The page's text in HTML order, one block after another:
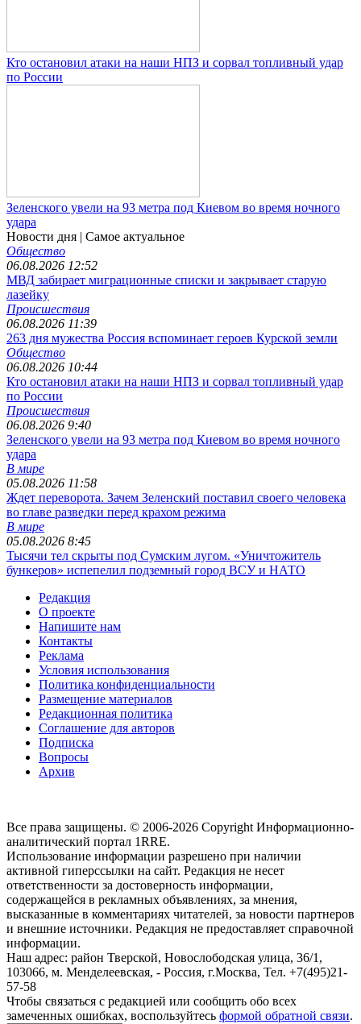
Кто остановил атаки на наши НПЗ и сорвал топливный удар
по России
Зеленского увели на 93 метра под Киевом во время ночного
удара
Новости дня | Самое актуальное
Общество
06.08.2026 12:52
МВД забирает миграционные списки и закрывает старую
лазейку
Происшествия
06.08.2026 11:39
263 дня мужества Россия вспоминает героев Курской земли
Общество
06.08.2026 10:44
Кто остановил атаки на наши НПЗ и сорвал топливный удар
по России
Происшествия
06.08.2026 9:40
Зеленского увели на 93 метра под Киевом во время ночного
удара
В мире
05.08.2026 11:58
Ждет переворота. Зачем Зеленский поставил своего человека
во главе разведки перед крахом режима
В мире
05.08.2026 8:45
Тысячи тел скрыты под Сумским лугом. «Уничтожитель
бункеров» испепелил подземный город ВСУ и НАТО
Редакция
О проекте
Напишите нам
Контакты
Реклама
Условия использования
Политика конфиденциальности
Размещение материалов
Редакционная политика
Соглашение для авторов
Подписка
Вопросы
Архив
Все права защищены. © 2006-2026 Copyright Информационно-
аналитический портал 1RRE.
Использование информации разрешено при наличии
активной гиперссылки на сайт. Редакция не несет
ответственности за достоверность информации,
содержащейся в рекламных объявлениях, за мнения,
высказанные в комментариях читателей, за новости партнеров
и внешние источники. Редакция не предоставляет справочной
информации.
Наш адрес: район Тверской, Новослободская улица, 36/1 ,
103066, м. Менделеевская, - Россия, г.Москва, Тел. +7(495)21-
57-58
Чтобы связаться с редакцией или сообщить обо всех
замеченных ошибках, воспользуйтесь формой обратной связи.